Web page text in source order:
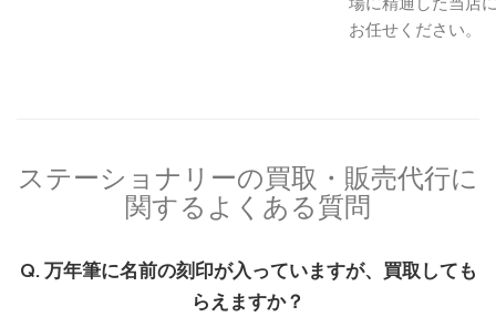
お任せください。
ステーショナリーの買取・販売代行に
関するよくある質問
Q. 万年筆に名前の刻印が入っていますが、買取しても
らえますか？